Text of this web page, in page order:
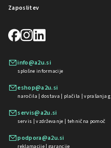
Zaposlitev
info@a2u.si
splošne informacije
eshop@a2u.si
naročila | dostava | plačila | vprašanja
servis@a2u.si
servis | vzdrževanje | tehnična pomoč
podpora@a2u.si
reklamacije | garancije